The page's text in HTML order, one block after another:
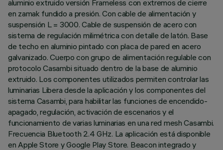
aluminio extruido versión Frameless con extremos de cierre
en zamak fundido a presión. Con cable de alimentación y
suspensión L = 3000. Cable de suspensión de acero con
sistema de regulación milimétrica con detalle de latón. Base
de techo en aluminio pintado con placa de pared en acero
galvanizado. Cuerpo con grupo de alimentación regulable con
protocolo Casambi situado dentro de la base de aluminio
extruido. Los componentes utilizados permiten controlar las
luminarias Libera desde la aplicación y los componentes del
sistema Casambi, para habilitar las funciones de encendido-
apagado, regulación, activación de escenarios y el
funcionamiento de varias luminarias en una red mesh Casambi.
Frecuencia Bluetooth 2.4 GHz. La aplicación está disponible
en Apple Store y Google Play Store. Beacon integrado y